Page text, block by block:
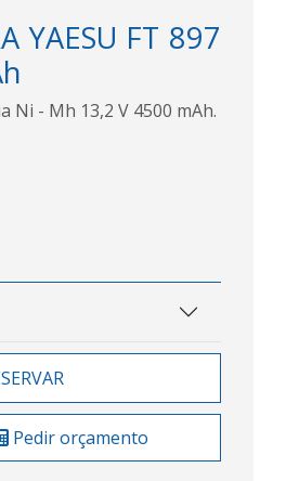
YAESU FT 897
Ni - Mh 13,2 V 4500 mAh.
Pedir orçamento